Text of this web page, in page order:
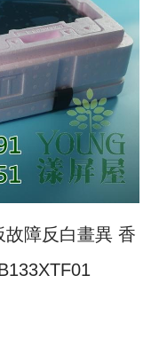
障反白畫異 香